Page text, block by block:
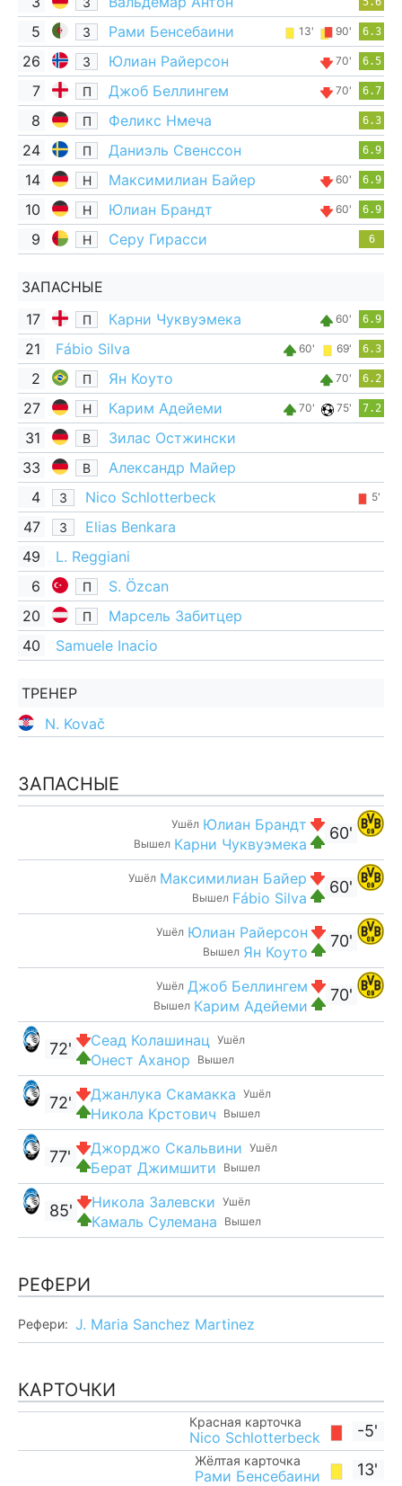
5 З Рами Бенсебаини 13' 90' 6.3
26 З Юлиан Райерсон 70' 6.5
7 П Джоб Беллингем 70' 6.7
8 П Феликс Нмеча 6.3
24 П Даниэль Свенссон 6.9
14 Н Максимилиан Байер 60' 6.9
10 Н Юлиан Брандт 60' 6.9
9 Н Серу Гирасси 6
ЗАПАСНЫЕ
17
П Карни Чуквуэмека 60' 6.9
21 Fábio Silva 60' 69' 6.3
2 П Ян Коуто 70' 6.2
27 Н Карим Адейеми 70' 75' 7.2
31 В
Зилас Остжински
33
В
Александр Майер
4
З Nico Schlotterbeck 5'
47 З
Elias Benkara
49
L. Reggiani
6
П
S. Özcan
20
П
Марсель Забитцер
40
Samuele Inacio
ТРЕНЕР
N. Kovač
ЗАПАСНЫЕ
60'
Ушёл Юлиан Брандт
Вышел Карни Чуквуэмека
60'
Ушёл Максимилиан Байер
Вышел Fábio Silva
70'
Ушёл Юлиан Райерсон
Вышел Ян Коуто
70'
Ушёл Джоб Беллингем
Вышел Карим Адейеми
Ушёл
Сеад Колашинац
Вышел
Онест Аханор
72'
Ушёл
Джанлука Скамакка
Вышел
Никола Крстович
72'
Ушёл
Джорджо Скальвини
Вышел
Берат Джимшити
77'
Ушёл
Никола Залевски
Вышел
Камаль Сулемана
85'
РЕФЕРИ
Рефери: J. Maria Sanchez Martinez
КАРТОЧКИ
-5'
Красная карточка
Nico Schlotterbeck
13'
Жёлтая карточка
Рами Бенсебаини